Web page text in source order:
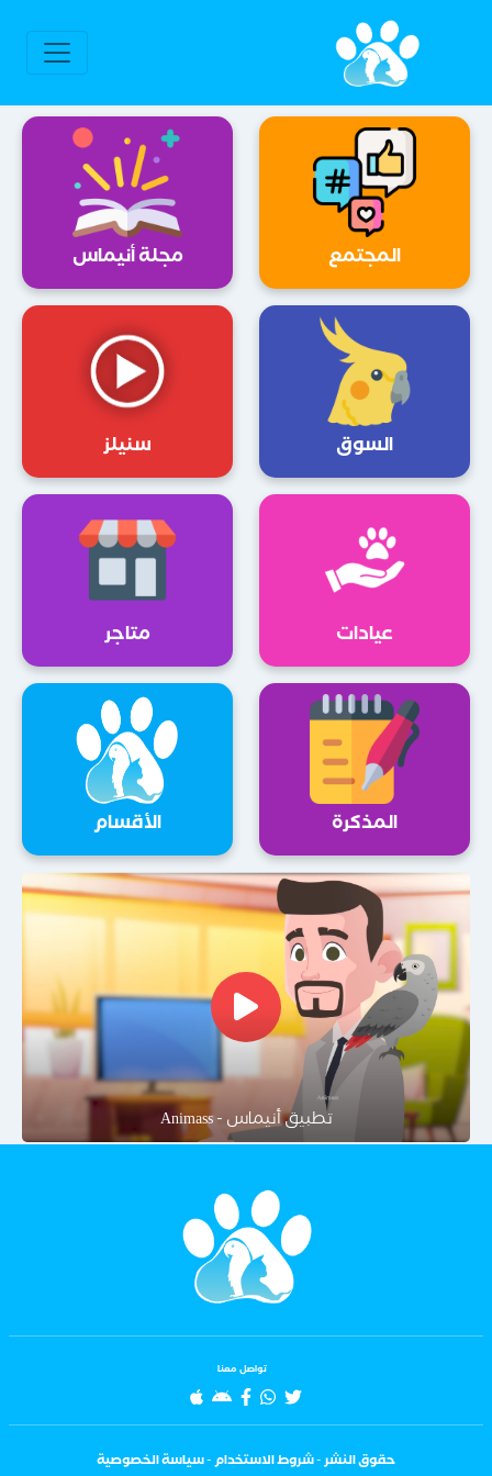
المجتمع مجلة أنيماس
السوق سنيلز
عيادات متاجر
المذكرة الأقسام
تطبيق أنيماس - Animass
تواصل معنا
حقوق النشر-شروط الاستخدام-سياسة الخصوصية